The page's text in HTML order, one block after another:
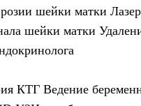
шейки матки
шейки матки
КТГ Ведение